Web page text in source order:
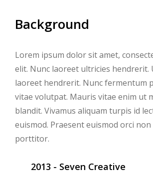
Background
Lorem ipsum dolor sit amet,
elit. Nunc laoreet ultricies hendrerit.
laoreet hendrerit. Nunc fermentum
vitae volutpat. Mauris vitae enim ut
blandit. Vivamus aliquam turpis id
euismod. Praesent euismod orci
porttitor.
2013 - Seven Creative